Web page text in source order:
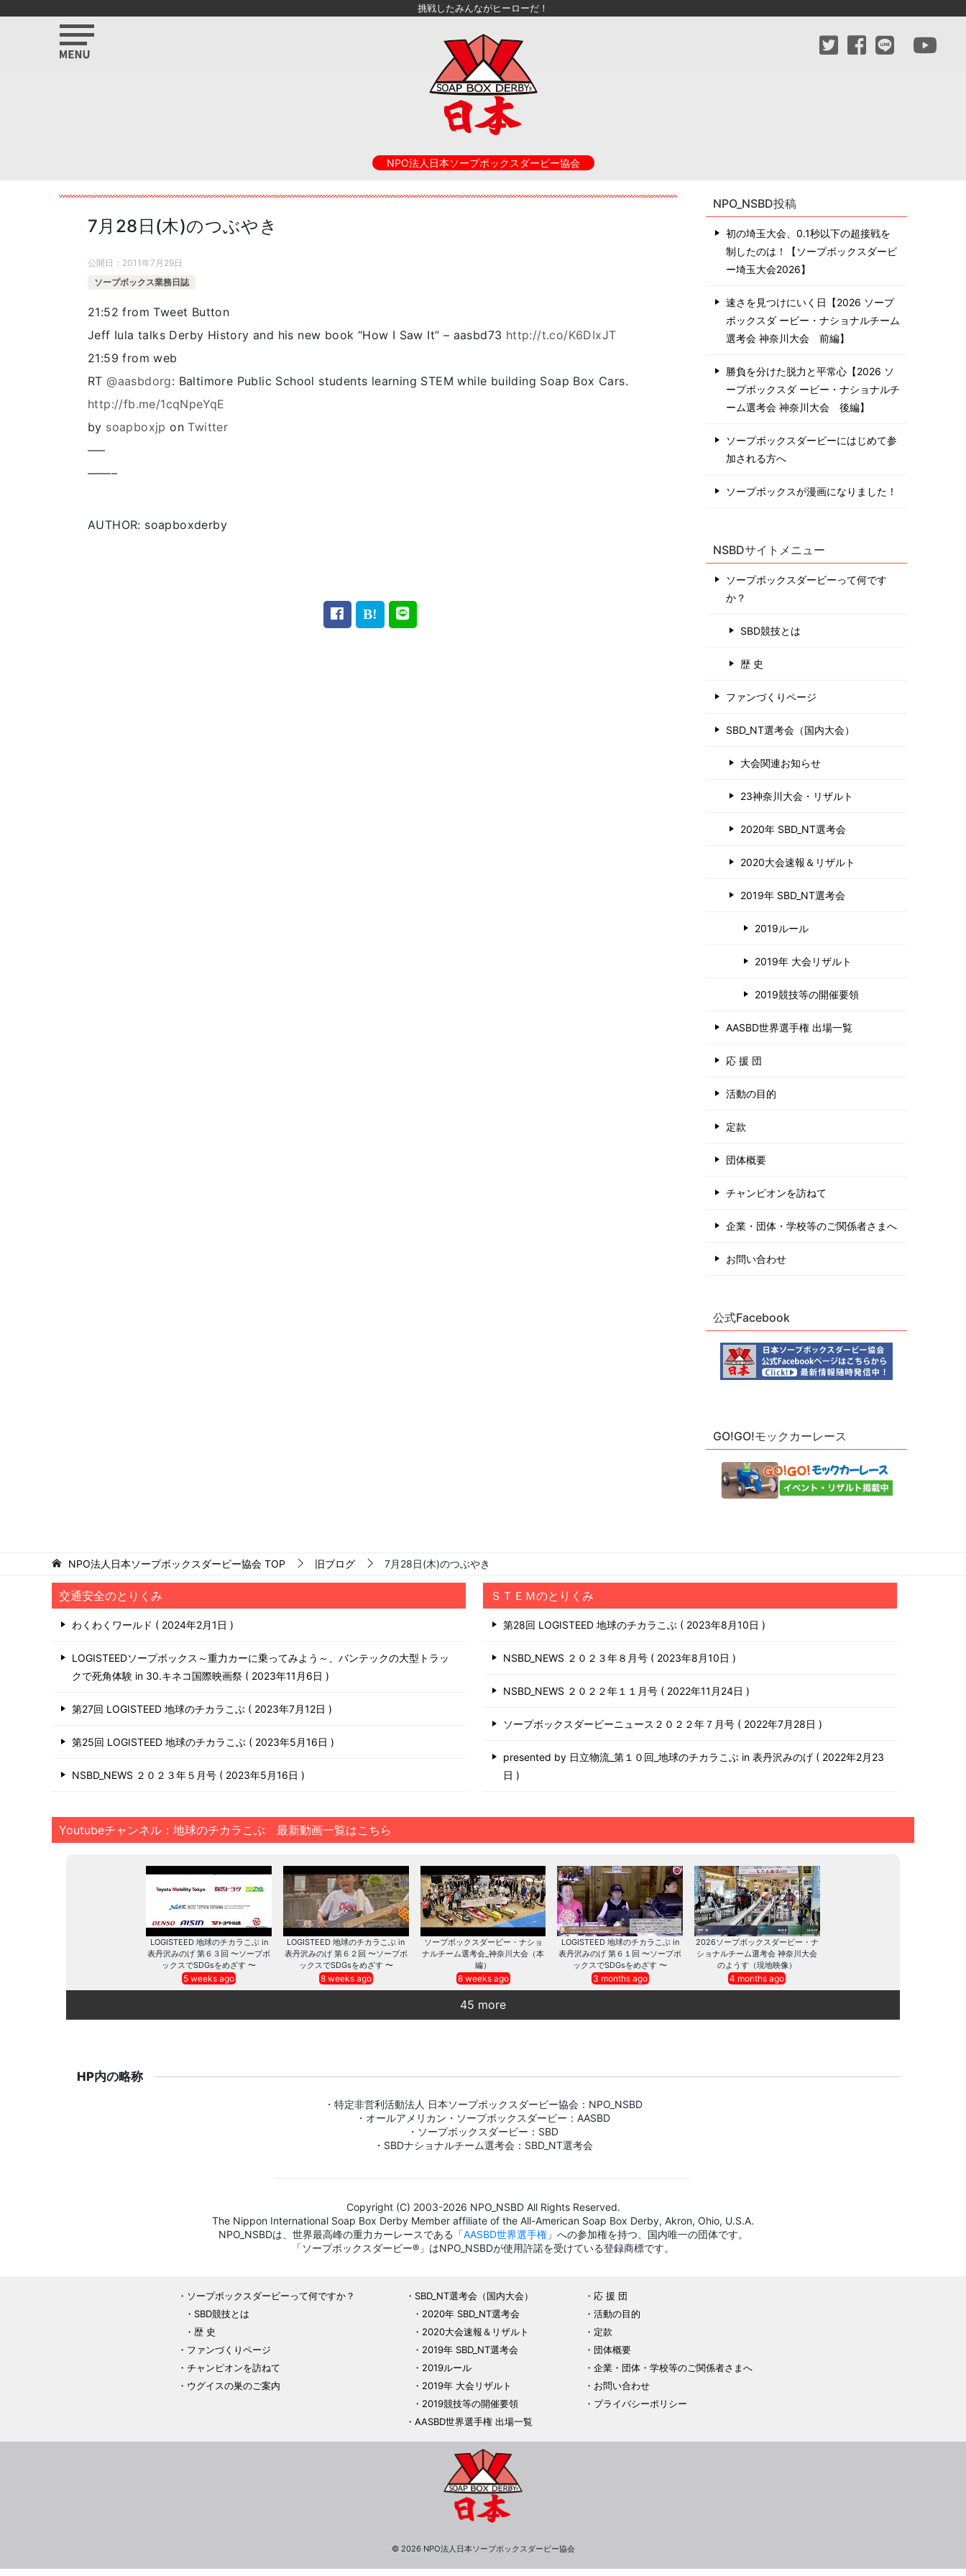
挑戦したみんながヒーローだ！
NPO法人日本ソープボックスダービー協会
7月28日(木)のつぶやき
公開日： 2011年7月29日
ソープボックス業務日誌
21:52 from Tweet Button
Jeff Iula talks Derby History and his new book “How I Saw It” – aasbd73 http://t.co/K6DIxJT
21:59 from web
RT@aasbdorg: Baltimore Public School students learning STEM while building Soap Box Cars.
http://fb.me/1cqNpeYqE
by soapboxjp onTwitter
—–
——–
AUTHOR: soapboxderby
NPO_NSBD投稿
初の埼玉大会、0.1秒以下の超接戦を
制したのは！【ソープボックスダービ
ー埼玉大会2026】
速さを見つけにいく日【2026 ソープ
ボックスダ ービー・ナショナルチーム
選考会 神奈川⼤会 前編】
勝負を分けた脱力と平常心【2026 ソ
ープボックスダ ービー・ナショナルチ
ーム選考会 神奈川⼤会 後編】
ソープボックスダービーにはじめて参
加される方へ
ソープボックスが漫画になりました！
NSBDサイトメニュー
ソープボックスダービーって何です
か？
SBD競技とは
歴 史
ファンづくりページ
SBD_NT選考会（国内大会）
大会関連お知らせ
23神奈川大会・リザルト
2020年 SBD_NT選考会
2020大会速報＆リザルト
2019年 SBD_NT選考会
2019ルール
2019年 大会リザルト
2019競技等の開催要領
AASBD世界選手権 出場一覧
応 援 団
活動の目的
定款
団体概要
チャンピオンを訪ねて
企業・団体・学校等のご関係者さまへ
お問い合わせ
公式Facebook
GO!GO!モックカーレース
NPO法人日本ソープボックスダービー協会 TOP 旧ブログ 7月28日(木)のつぶやき
交通安全のとりくみ
わくわくワールド 2024年2月1日
LOGISTEEDソープボックス～重力カーに乗ってみよう～、バンテックの大型トラッ
クで死角体験 in 30.キネコ国際映画祭
2023年11月6日
第27回 LOGISTEED 地球のチカラこぶ 2023年7月12日
第25回 LOGISTEED 地球のチカラこぶ 2023年5月16日
NSBD_NEWS ２０２３年５月号 2023年5月16日
ＳＴＥＭのとりくみ
第28回 LOGISTEED 地球のチカラこぶ 2023年8月10日
NSBD_NEWS ２０２３年８月号 2023年8月10日
NSBD_NEWS ２０２２年１１月号 2022年11月24日
ソープボックスダービーニュース２０２２年７月号 2022年7月28日
presented by 日立物流_第１０回_地球のチカラこぶ in 表丹沢みのげ
2022年2月23
日
Youtubeチャンネル：地球のチカラこぶ 最新動画一覧はこちら
LOGISTEED 地球のチカラこぶ in
表丹沢みのげ 第６３回 〜ソープボ
ックスでSDGsをめざす 〜
5 weeks ago
LOGISTEED 地球のチカラこぶ in
表丹沢みのげ 第６２回 〜ソープボ
ックスでSDGsをめざす 〜
8 weeks ago
ソープボックスダービー・ナショ
ナルチーム選考会_神奈川大会（本
編）
8 weeks ago
LOGISTEED 地球のチカラこぶ in
表丹沢みのげ 第６１回 〜ソープボ
ックスでSDGsをめざす 〜
3 months ago
2026ソープボックスダービー・ナ
ショナルチーム選考会 神奈川大会
のようす（現地映像）
4 months ago
45 more
HP内の略称
・特定非営利活動法人 日本ソープボックスダービー協会：NPO_NSBD
・オールアメリカン・ソープボックスダービー：AASBD
・ソープボックスダービー：SBD
・SBDナショナルチーム選考会：SBD_NT選考会
Copyright (C) 2003-2026 NPO_NSBD All Rights Reserved.
The Nippon International Soap Box Derby Member affiliate of the All-American Soap Box Derby, Akron, Ohio, U.S.A.
NPO_NSBDは、世界最高峰の重力カーレースである「AASBD世界選手権」への参加権を持つ、国内唯一の団体です。
「ソープボックスダービー®」はNPO_NSBDが使用許諾を受けている登録商標です。
ソープボックスダービーって何ですか？
SBD競技とは
歴 史
ファンづくりページ
チャンピオンを訪ねて
ウグイスの巣のご案内
SBD_NT選考会（国内大会）
2020年 SBD_NT選考会
2020大会速報＆リザルト
2019年 SBD_NT選考会
2019ルール
2019年 大会リザルト
2019競技等の開催要領
AASBD世界選手権 出場一覧
応 援 団
活動の目的
定款
団体概要
企業・団体・学校等のご関係者さまへ
お問い合わせ
プライバシーポリシー
© 2026 NPO法人日本ソープボックスダービー協会